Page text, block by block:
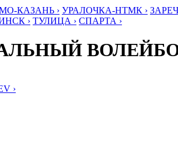
КАЗАНЬ › УРАЛОЧКА-НТМК ›
› ТУЛИЦА › СПАРТА ›
›